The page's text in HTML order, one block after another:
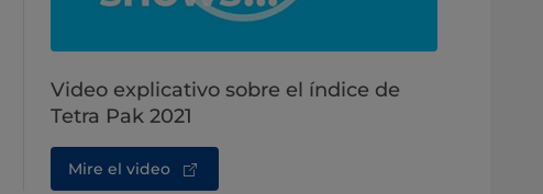
Video explicativo sobre el índice de
Tetra Pak 2021
Mire el video